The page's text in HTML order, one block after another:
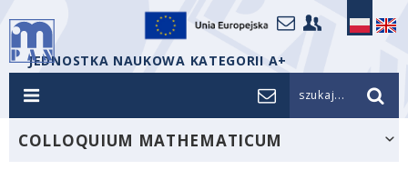
JEDNOSTKA NAUKOWA KATEGORII A+
szukaj...
COLLOQUIUM MATHEMATICUM